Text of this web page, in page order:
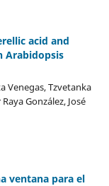
acid and
Arabidopsis
Venegas, Tzvetanka
González, José
ventana para el